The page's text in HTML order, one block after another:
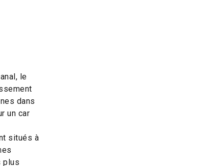
le
dans
un car
situés à
plus